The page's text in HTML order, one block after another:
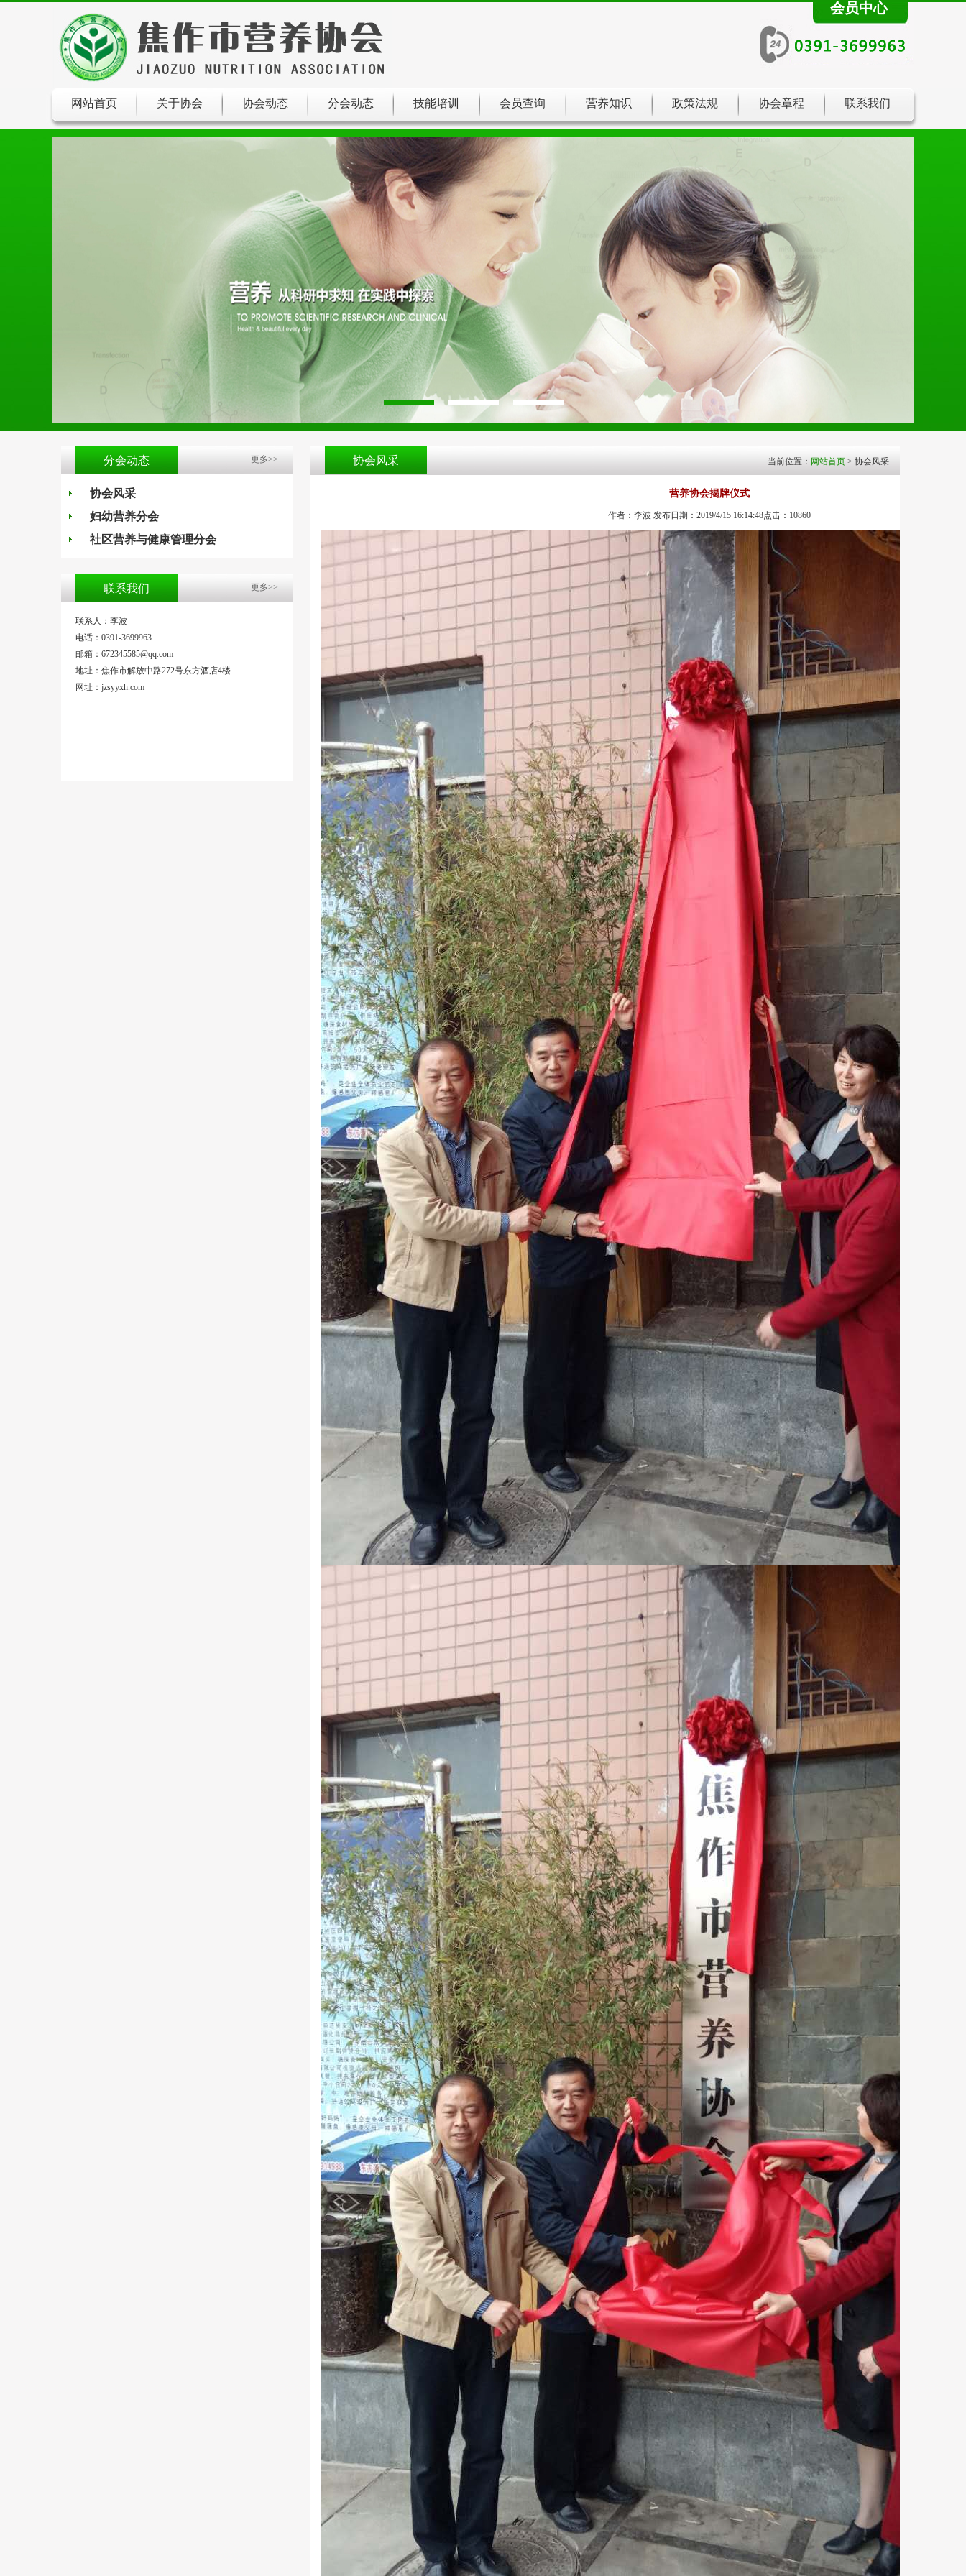
会员中心
网站首页 关于协会 协会动态 分会动态 技能培训 会员查询 营养知识 政策法规 协会章程 联系我们
分会动态 更多>>
协会风采
妇幼营养分会
社区营养与健康管理分会
联系我们 更多>>
联系人：李波
电话：0391-3699963
邮箱：672345585@qq.com
地址：焦作市解放中路272号东方酒店4楼
网址：jzsyyxh.com
协会风采 当前位置： 网站首页 > 协会风采
营养协会揭牌仪式
作者：李波 发布日期：2019/4/15 16:14:48点击：10860